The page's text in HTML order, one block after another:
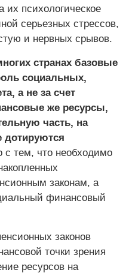
их психологическое
серьезных стрессов,
и нервных срывов.
странах базовые
социальных,
а не за счет
же ресурсы,
часть, на
дотируются
с тем, что необходимо
законам, а
финансовый
законов
точки зрения
ресурсов на